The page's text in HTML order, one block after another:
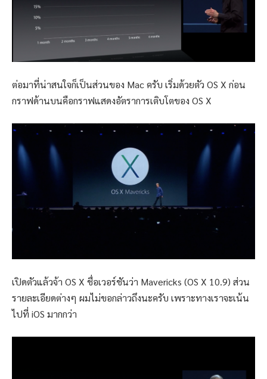
ต่อมาที่น่าสนใจก็เป็นส่วนของ Mac ครับ เริ่มด้วยตัว OS X ก่อน
กราฟด้านบนคือกราฟแสดงอัตราการเติบโตของ OS X
เปิดตัวแล้วจ้า OS X ชื่อเวอร์ชันว่า Mavericks (OS X 10.9) ส่วน
รายละเอียดต่างๆ ผมไม่ขอกล่าวถึงนะครับ เพราะทางเราจะเน้น
ไปที่ iOS มากกว่า